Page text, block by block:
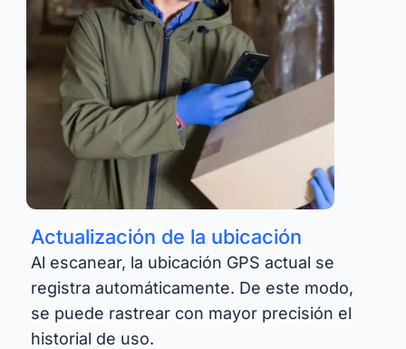
Actualización de la ubicación
Al escanear, la ubicación GPS actual se
registra automáticamente. De este modo,
se puede rastrear con mayor precisión el
historial de uso.